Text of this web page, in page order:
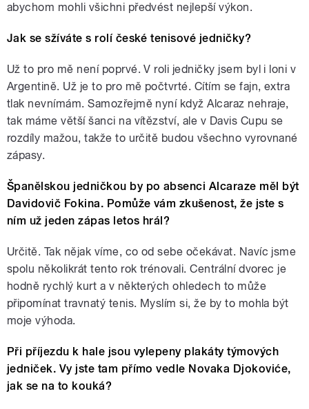
abychom mohli všichni předvést nejlepší výkon.
Jak se sžíváte s rolí české tenisové jedničky?
Už to pro mě není poprvé. V roli jedničky jsem byl i loni v
Argentině. Už je to pro mě počtvrté. Cítím se fajn, extra
tlak nevnímám. Samozřejmě nyní když Alcaraz nehraje,
tak máme větší šanci na vítězství, ale v Davis Cupu se
rozdíly mažou, takže to určitě budou všechno vyrovnané
zápasy.
Španělskou jedničkou by po absenci Alcaraze měl být
Davidovič Fokina. Pomůže vám zkušenost, že jste s
ním už jeden zápas letos hrál?
Určitě. Tak nějak víme, co od sebe očekávat. Navíc jsme
spolu několikrát tento rok trénovali. Centrální dvorec je
hodně rychlý kurt a v některých ohledech to může
připomínat travnatý tenis. Myslím si, že by to mohla být
moje výhoda.
Při příjezdu k hale jsou vylepeny plakáty týmových
jedniček. Vy jste tam přímo vedle Novaka Djokoviće,
jak se na to kouká?